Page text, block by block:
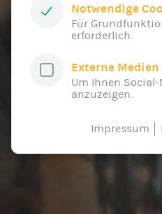
Notwendige
Für
erforderlich.
Externe
Um Ihnen
anzuzeigen.
Impressum